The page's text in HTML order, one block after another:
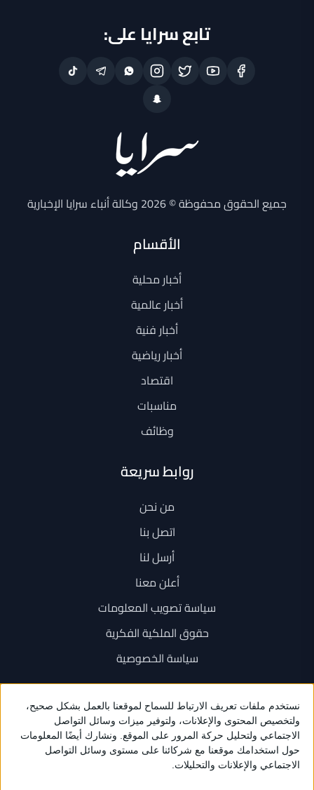
تابع سرايا على:
جميع الحقوق محفوظة © 2026 وكالة أنباء سرايا الإخبارية
الأقسام
أخبار محلية
أخبار عالمية
أخبار فنية
أخبار رياضية
اقتصاد
مناسبات
وظائف
روابط سريعة
من نحن
اتصل بنا
أرسل لنا
أعلن معنا
سياسة تصويب المعلومات
حقوق الملكية الفكرية
سياسة الخصوصية
اتصل بنا
+962 6 534 1777
+962 79 202 7000